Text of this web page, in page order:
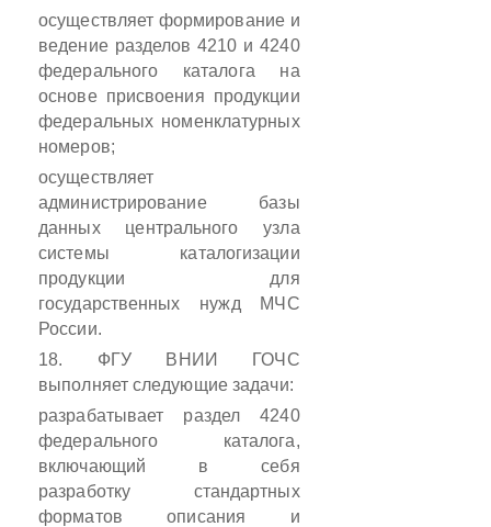
осуществляет формирование и
ведение разделов 4210 и 4240
федерального каталога на
основе присвоения продукции
федеральных номенклатурных
номеров;
осуществляет
администрирование базы
данных центрального узла
системы каталогизации
продукции для
государственных нужд МЧС
России.
18. ФГУ ВНИИ ГОЧС
выполняет следующие задачи:
разрабатывает раздел 4240
федерального каталога,
включающий в себя
разработку стандартных
форматов описания и